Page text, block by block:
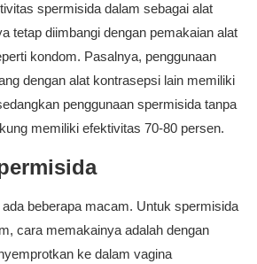
spermisida dalam sebagai alat
tetap diimbangi dengan pemakaian alat
kondom. Pasalnya, penggunaan
dengan alat kontrasepsi lain memiliki
penggunaan spermisida tanpa
memiliki efektivitas 70-80 persen.
beberapa macam. Untuk spermisida
cara memakainya adalah dengan
ke dalam vagina